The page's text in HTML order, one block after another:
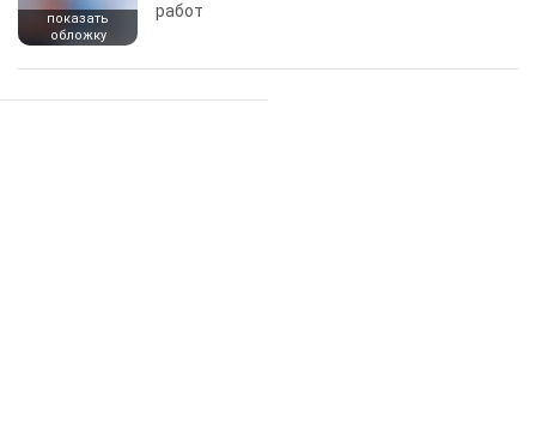
показать
обложку
работ